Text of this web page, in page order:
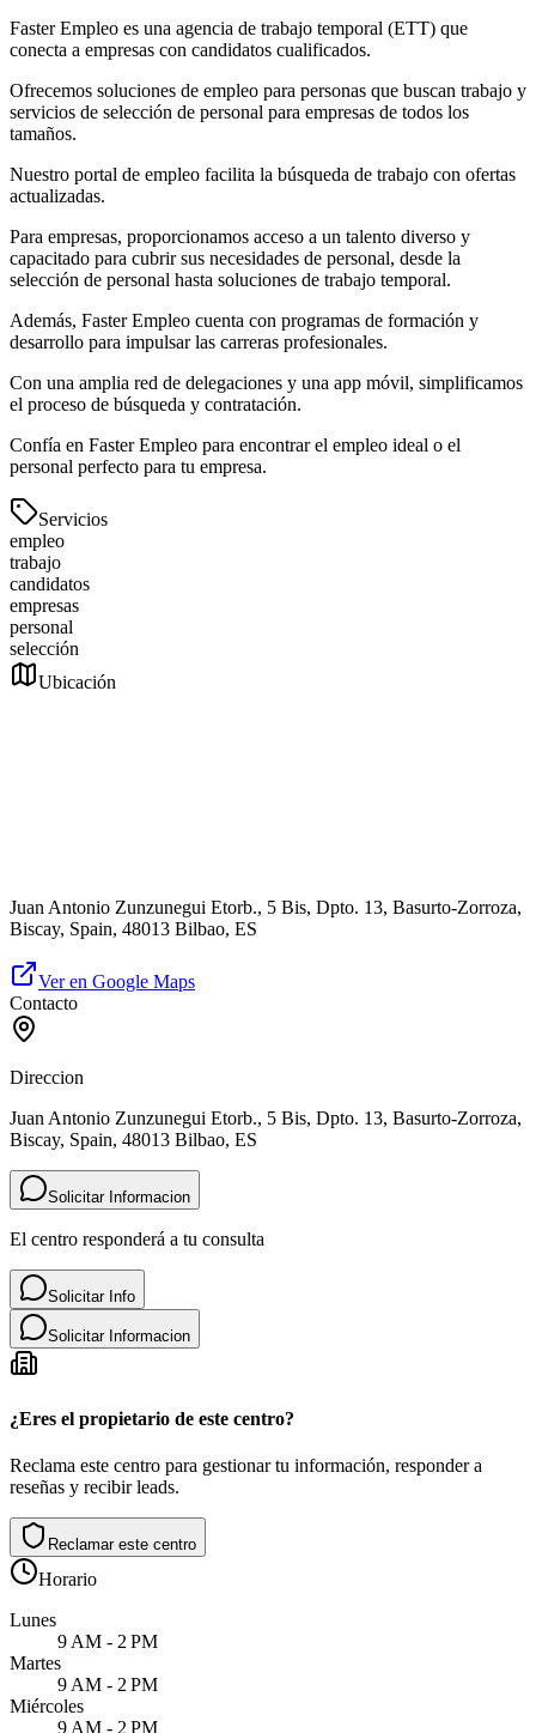
Faster Empleo es una agencia de trabajo temporal (ETT) que
conecta a empresas con candidatos cualificados.
Ofrecemos soluciones de empleo para personas que buscan trabajo y
servicios de selección de personal para empresas de todos los
tamaños.
Nuestro portal de empleo facilita la búsqueda de trabajo con ofertas
actualizadas.
Para empresas, proporcionamos acceso a un talento diverso y
capacitado para cubrir sus necesidades de personal, desde la
selección de personal hasta soluciones de trabajo temporal.
Además, Faster Empleo cuenta con programas de formación y
desarrollo para impulsar las carreras profesionales.
Con una amplia red de delegaciones y una app móvil, simplificamos
el proceso de búsqueda y contratación.
Confía en Faster Empleo para encontrar el empleo ideal o el
personal perfecto para tu empresa.
Servicios
empleo
trabajo
candidatos
empresas
personal
selección
Ubicación
Juan Antonio Zunzunegui Etorb., 5 Bis, Dpto. 13, Basurto-Zorroza,
Biscay, Spain, 48013 Bilbao, ES
Ver en Google Maps
Contacto
Direccion
Juan Antonio Zunzunegui Etorb., 5 Bis, Dpto. 13, Basurto-Zorroza,
Biscay, Spain, 48013 Bilbao, ES
Solicitar Informacion
El centro responderá a tu consulta
Solicitar Info
Solicitar Informacion
¿Eres el propietario de este centro?
Reclama este centro para gestionar tu información, responder a
reseñas y recibir leads.
Reclamar este centro
Horario
Lunes
9 AM - 2 PM
Martes
9 AM - 2 PM
Miércoles
9 AM - 2 PM